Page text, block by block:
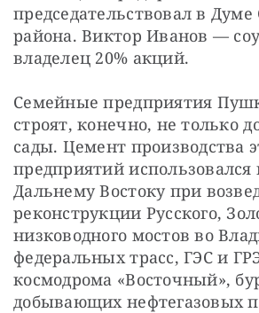
председательствовал в Думе
района. Виктор Иванов —
владелец 20% акций.
Семейные предприятия
строят, конечно, не только
сады. Цемент производства
предприятий использовался
Дальнему Востоку при
реконструкции Русского,
низководного мостов во
федеральных трасс, ГЭС и
космодрома «Восточный»,
добывающих нефтегазовых